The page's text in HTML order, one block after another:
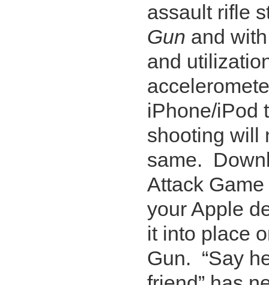
assault rifle
Gun and
and
iPhone/iPod
shooting will
same.
Attack
your Apple
it into place
Gun. “Say